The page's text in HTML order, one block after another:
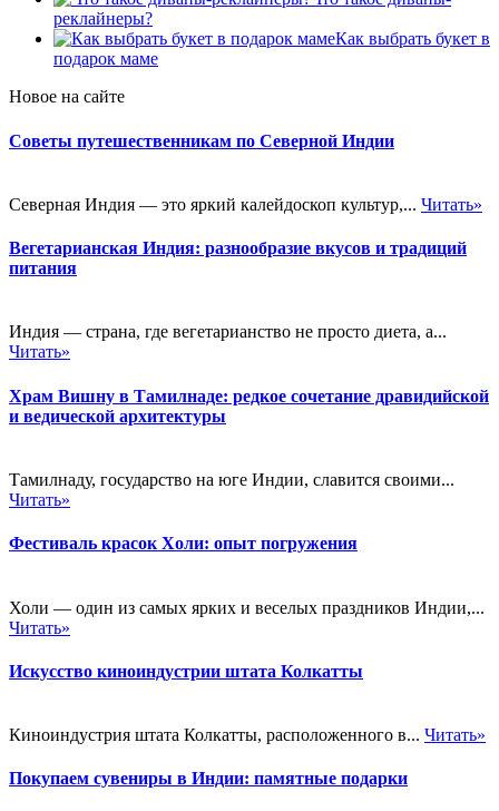
реклайнеры?
Как выбрать букет в
подарок маме
Новое на сайте
Советы путешественникам по Северной Индии
Северная Индия — это яркий калейдоскоп культур,... Читать»
Вегетарианская Индия: разнообразие вкусов и традиций
питания
Индия — страна, где вегетарианство не просто диета, а...
Читать»
Храм Вишну в Тамилнаде: редкое сочетание дравидийской
и ведической архитектуры
Тамилнаду, государство на юге Индии, славится своими...
Читать»
Фестиваль красок Холи: опыт погружения
Холи — один из самых ярких и веселых праздников Индии,...
Читать»
Искусство киноиндустрии штата Колкатты
Киноиндустрия штата Колкатты, расположенного в... Читать»
Покупаем сувениры в Индии: памятные подарки